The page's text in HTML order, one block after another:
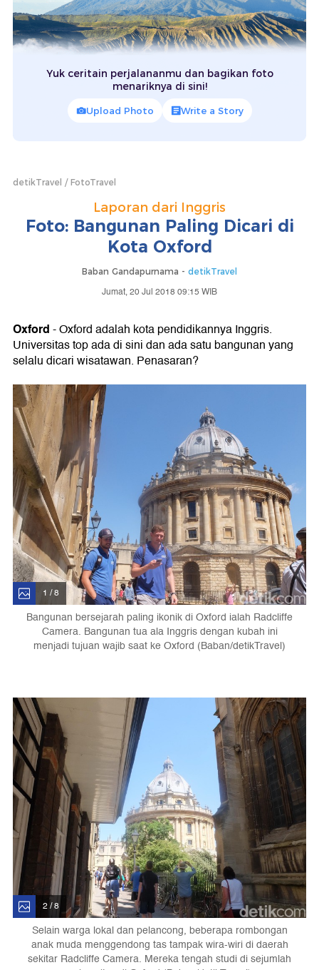
Yuk ceritain perjalananmu dan bagikan foto
menariknya di sini!
Upload Photo Write a Story
detikTravel FotoTravel
Laporan dari Inggris
Foto: Bangunan Paling Dicari di
Kota Oxford
Baban Gandapurnama - detikTravel
Jumat, 20 Jul 2018 09:15 WIB
Oxford- Oxford adalah kota pendidikannya Inggris.
Universitas top ada di sini dan ada satu bangunan yang
selalu dicari wisatawan. Penasaran?
1 / 8
Bangunan bersejarah paling ikonik di Oxford ialah Radcliffe
Camera. Bangunan tua ala Inggris dengan kubah ini
menjadi tujuan wajib saat ke Oxford (Baban/detikTravel)
2 / 8
Selain warga lokal dan pelancong, beberapa rombongan
anak muda menggendong tas tampak wira-wiri di daerah
sekitar Radcliffe Camera. Mereka tengah studi di sejumlah